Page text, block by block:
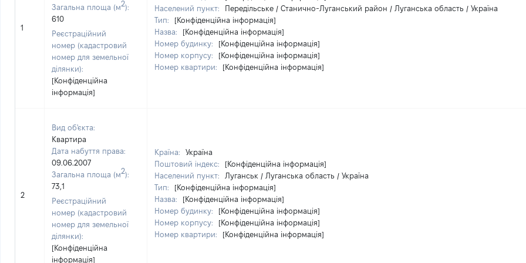
1
Загальна площа (м2):
610
Реєстраційний
номер (кадастровий
номер для земельної
ділянки):
[Конфіденційна
інформація]
Населений пункт:
Передільське / Станично-Луганський район / Луганська область / Україна
Тип:
[Конфіденційна інформація]
Назва:
[Конфіденційна інформація]
Номер будинку:
[Конфіденційна інформація]
Номер корпусу:
[Конфіденційна інформація]
Номер квартири:
[Конфіденційна інформація]
2
Вид об'єкта:
Квартира
Дата набуття права:
09.06.2007
Загальна площа (м2):
73,1
Реєстраційний
номер (кадастровий
номер для земельної
ділянки):
[Конфіденційна
інформація]
Країна:
Україна
Поштовий індекс:
[Конфіденційна інформація]
Населений пункт:
Луганськ / Луганська область / Україна
Тип:
[Конфіденційна інформація]
Назва:
[Конфіденційна інформація]
Номер будинку:
[Конфіденційна інформація]
Номер корпусу:
[Конфіденційна інформація]
Номер квартири:
[Конфіденційна інформація]